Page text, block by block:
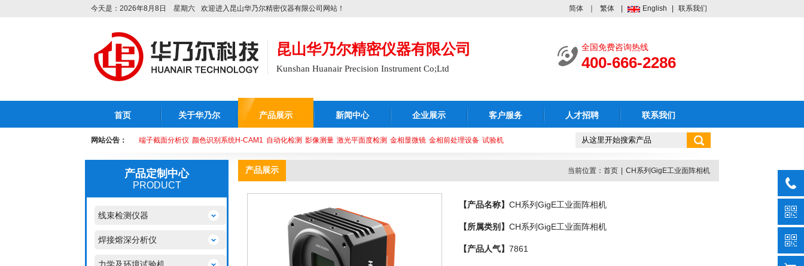
今天是：2026年8月8日 星期六 欢迎进入昆山华乃尔精密仪器有限公司网站！ 简体 繁体 English 联系我们
昆山华乃尔精密仪器有限公司
Kunshan Huanair Precision Instrument Co;Ltd
全国免费咨询热线
400-666-2286
首页 关于华乃尔 产品展示 新闻中心 企业展示 客户服务 人才招聘 联系我们
网站公告： 端子截面分析仪 颜色识别系统H-CAM1 自动化检测 影像测量 激光平面度检测 金相显微镜 金相前处理设备 试验机
产品定制中心
PRODUCT
线束检测仪器
焊接熔深分析仪
产品展示 当前位置： 首页 CH系列GigE工业面阵相机
【产品名称】 CH系列GigE工业面阵相机
【所属类别】 CH系列GigE工业面阵相机
【产品人气】 7861